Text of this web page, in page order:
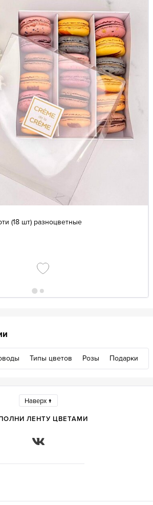
(18 шт) разноцветные
Типы цветов Розы Подарки
ЛЕНТУ ЦВЕТАМИ
Наверх ↑